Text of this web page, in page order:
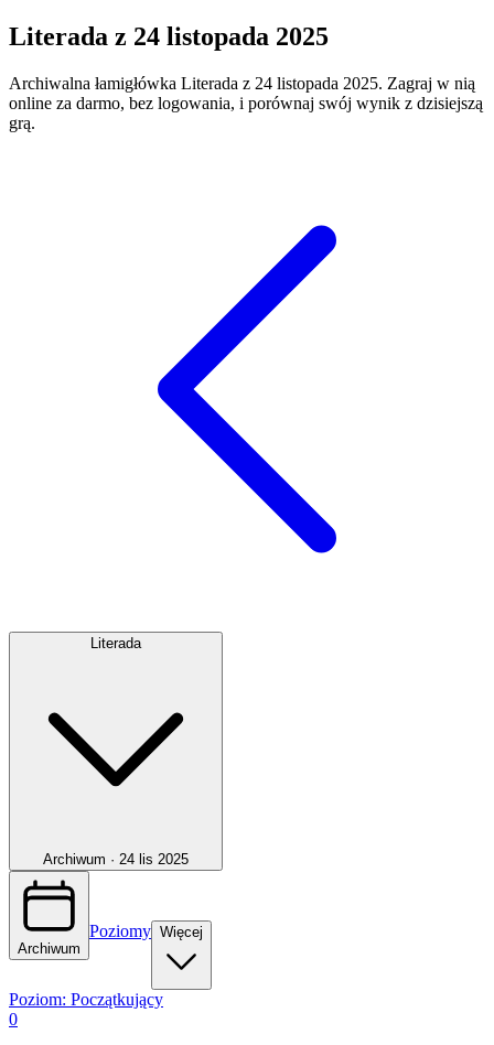
Literada z 24 listopada 2025
Archiwalna łamigłówka Literada z 24 listopada 2025. Zagraj w nią
online za darmo, bez logowania, i porównaj swój wynik z dzisiejszą
grą.
Literada
Archiwum · 24 lis 2025
Archiwum
Poziomy Więcej
Poziom: Początkujący
0